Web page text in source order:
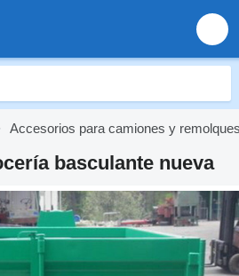
Accesorios para camiones y
basculante nueva